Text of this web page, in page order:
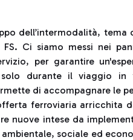
dell’intermodalità, tema
Ci siamo messi nei
per garantire
durante il viaggio in
di accompagnare le
ferroviaria arricchita
nuove intese da
sociale ed